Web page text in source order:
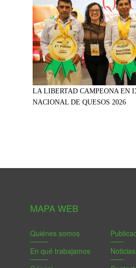
LA LIBERTAD CAMPEONA EN
NACIONAL DE QUESOS 2026
MAPA WEB
Quiénes somos
En qué trabajamos
Noticias